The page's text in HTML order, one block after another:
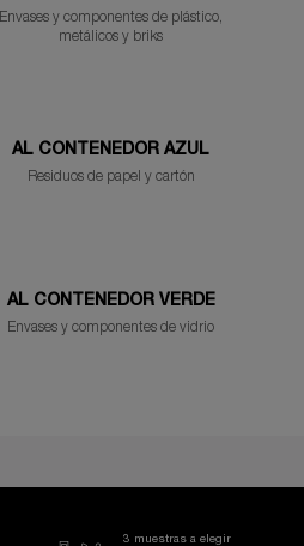
Envases y componentes de plástico,
metálicos y briks
AL CONTENEDOR AZUL
Residuos de papel y cartón
AL CONTENEDOR VERDE
Envases y componentes de vidrio
3 muestras a elegir